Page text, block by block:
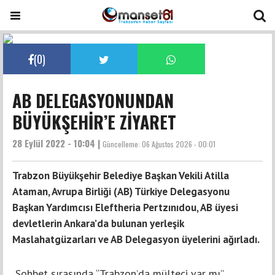
(0)
AB DELEGASYONUNDAN
BÜYÜKŞEHİR’E ZİYARET
28 Eylül 2022 - 10:04 | Güncelleme: 06 Ağustos 2026 - 00:01
Trabzon Büyükşehir Belediye Başkan Vekili Atilla
Ataman, Avrupa Birliği (AB) Türkiye Delegasyonu
Başkan Yardımcısı Eleftheria Pertzınıdou, AB üyesi
devletlerin Ankara’da bulunan yerleşik
Maslahatgüzarları ve AB Delegasyon üyelerini ağırladı.